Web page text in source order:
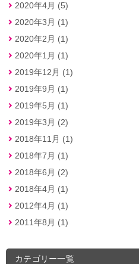
2020年4月 (5)
2020年3月 (1)
2020年2月 (1)
2020年1月 (1)
2019年12月 (1)
2019年9月 (1)
2019年5月 (1)
2019年3月 (2)
2018年11月 (1)
2018年7月 (1)
2018年6月 (2)
2018年4月 (1)
2012年4月 (1)
2011年8月 (1)
カテゴリー一覧